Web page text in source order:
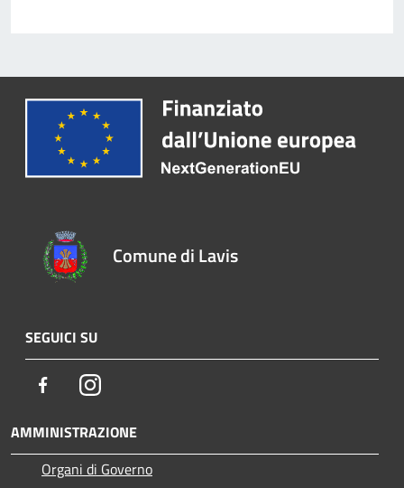
Comune di Lavis
SEGUICI SU
FacebookInstagram
AMMINISTRAZIONE
Organi di Governo